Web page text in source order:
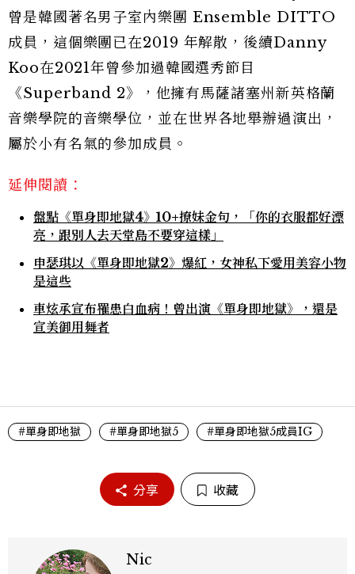
曾是韓國著名男子室內樂團 Ensemble DITTO
成員，這個樂團已在2019 年解散，後續Danny
Koo在2021年曾參加過韓國選秀節目
《Superband 2》，他擁有馬薩諸塞州新英格蘭
音樂學院的音樂學位，並在世界各地舉辦過演出，
屬於小有名氣的參加成員。
延伸閱讀：
盤點《單身即地獄4》10+撩妹金句，「你的衣服都好漂
亮，跟別人去天堂島不要穿這樣」
申瑟琪以《單身即地獄2》爆紅，女神私下愛用美容小物
是這些
車炫承宣布罹患白血病！曾出演《單身即地獄》，還是
宣美御用舞者
#單身即地獄 #單身即地獄5 #單身即地獄5成員IG
分享 收藏
Nic